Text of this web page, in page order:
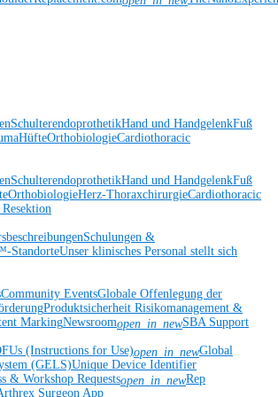
SchulterendoprothetikHand und HandgelenkFuß
HüfteOrthobiologieCardiothoracic
SchulterendoprothetikHand und HandgelenkFuß
OrthobiologieHerz-ThoraxchirurgieCardiothoracic
Schulungen &
StandorteUnser klinisches Personal stellt sich
Community EventsGlobale Offenlegung der
Produktsicherheit Risikomanagement &
MarkingNewsroomopen_in_newSBA Support
(Instructions for Use)open_in_newGlobal
(GELS)Unique Device Identifier
& Workshop Requestsopen_in_newRep
Surgeon App